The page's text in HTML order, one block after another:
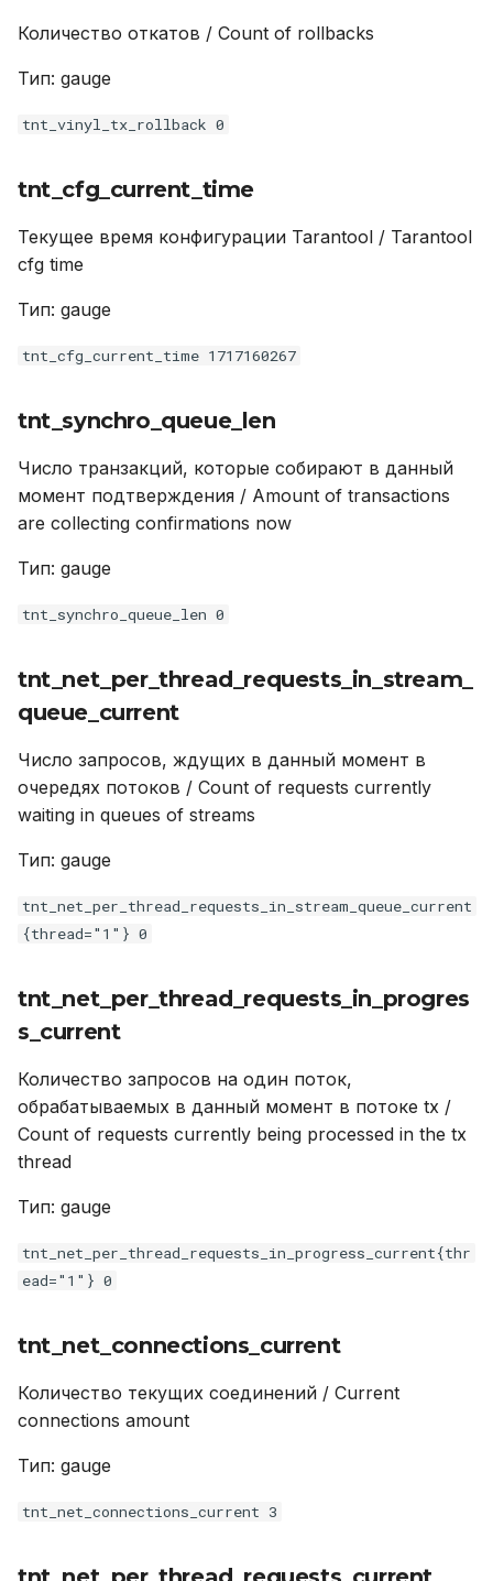
Количество откатов / Count of rollbacks
Тип: gauge
tnt_vinyl_tx_rollback 0
tnt_cfg_current_time
Текущее время конфигурации Tarantool / Tarantool
cfg time
Тип: gauge
tnt_cfg_current_time 1717160267
tnt_synchro_queue_len
Число транзакций, которые собирают в данный
момент подтверждения / Amount of transactions
are collecting confirmations now
Тип: gauge
tnt_synchro_queue_len 0
tnt_net_per_thread_requests_in_stream_
queue_current
Число запросов, ждущих в данный момент в
очередях потоков / Count of requests currently
waiting in queues of streams
Тип: gauge
tnt_net_per_thread_requests_in_stream_queue_current
{thread="1"} 0
tnt_net_per_thread_requests_in_progres
s_current
Количество запросов на один поток,
обрабатываемых в данный момент в потоке tx /
Count of requests currently being processed in the tx
thread
Тип: gauge
tnt_net_per_thread_requests_in_progress_current{thr
ead="1"} 0
tnt_net_connections_current
Количество текущих соединений / Current
connections amount
Тип: gauge
tnt_net_connections_current 3